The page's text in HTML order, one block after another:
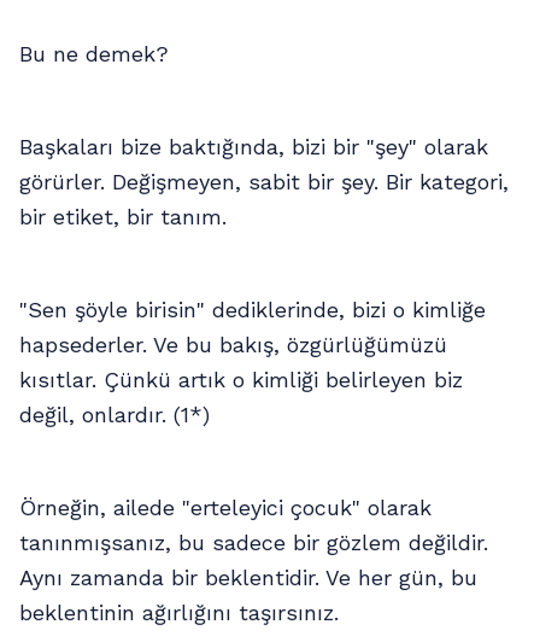
Bu ne demek?
Başkaları bize baktığında, bizi bir "şey" olarak
görürler. Değişmeyen, sabit bir şey. Bir kategori,
bir etiket, bir tanım.
"Sen şöyle birisin" dediklerinde, bizi o kimliğe
hapsederler. Ve bu bakış, özgürlüğümüzü
kısıtlar. Çünkü artık o kimliği belirleyen biz
değil, onlardır. (1*)
Örneğin, ailede "erteleyici çocuk" olarak
tanınmışsanız, bu sadece bir gözlem değildir.
Aynı zamanda bir beklentidir. Ve her gün, bu
beklentinin ağırlığını taşırsınız.